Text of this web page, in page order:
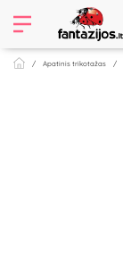
Apatinis trikotažas